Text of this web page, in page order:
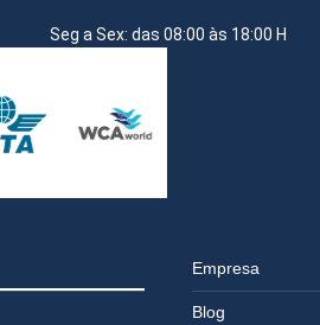
Seg a Sex: das 08:00 às 18:00 H
Empresa
Blog